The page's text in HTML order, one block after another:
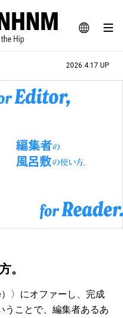
JA
EN
SNAP
イフスタイルWEBマガジン
の逸品
着サミット
グッド図鑑
JOURNAL
のYouTube
#OUTDOOR
2026.4.17 UP
。
）〉にオファーし、完成
うことで、編集者あるあ